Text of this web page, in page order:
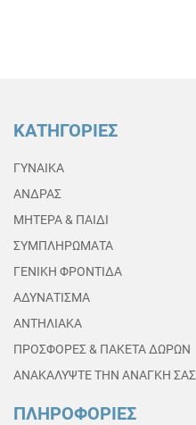
ΚΑΤΗΓΟΡΙΕΣ
ΓΥΝΑΙΚΑ
ΑΝΔΡΑΣ
ΜΗΤΕΡΑ & ΠΑΙΔΙ
ΣΥΜΠΛΗΡΩΜΑΤΑ
ΓΕΝΙΚΗ ΦΡΟΝΤΙΔΑ
ΑΔΥΝΑΤΙΣΜΑ
ΑΝΤΗΛΙΑΚΑ
ΠΡΟΣΦΟΡΕΣ & ΠΑΚΕΤΑ ΔΩΡΩΝ
ΑΝΑΚΑΛΥΨΤΕ ΤΗΝ ΑΝΑΓΚΗ ΣΑΣ
ΠΛΗΡΟΦΟΡΙΕΣ